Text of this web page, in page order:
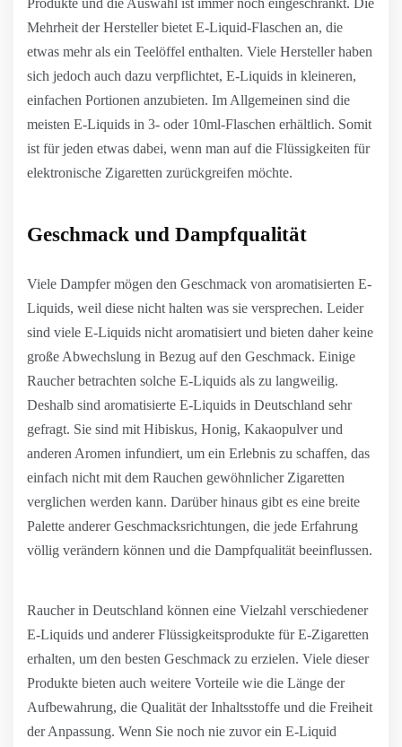
Produkte und die Auswahl ist immer noch eingeschränkt. Die
Mehrheit der Hersteller bietet E-Liquid-Flaschen an, die
etwas mehr als ein Teelöffel enthalten. Viele Hersteller haben
sich jedoch auch dazu verpflichtet, E-Liquids in kleineren,
einfachen Portionen anzubieten. Im Allgemeinen sind die
meisten E-Liquids in 3- oder 10ml-Flaschen erhältlich. Somit
ist für jeden etwas dabei, wenn man auf die Flüssigkeiten für
elektronische Zigaretten zurückgreifen möchte.
Geschmack und Dampfqualität
Viele Dampfer mögen den Geschmack von aromatisierten E-
Liquids, weil diese nicht halten was sie versprechen. Leider
sind viele E-Liquids nicht aromatisiert und bieten daher keine
große Abwechslung in Bezug auf den Geschmack. Einige
Raucher betrachten solche E-Liquids als zu langweilig.
Deshalb sind aromatisierte E-Liquids in Deutschland sehr
gefragt. Sie sind mit Hibiskus, Honig, Kakaopulver und
anderen Aromen infundiert, um ein Erlebnis zu schaffen, das
einfach nicht mit dem Rauchen gewöhnlicher Zigaretten
verglichen werden kann. Darüber hinaus gibt es eine breite
Palette anderer Geschmacksrichtungen, die jede Erfahrung
völlig verändern können und die Dampfqualität beeinflussen.
Raucher in Deutschland können eine Vielzahl verschiedener
E-Liquids und anderer Flüssigkeitsprodukte für E-Zigaretten
erhalten, um den besten Geschmack zu erzielen. Viele dieser
Produkte bieten auch weitere Vorteile wie die Länge der
Aufbewahrung, die Qualität der Inhaltsstoffe und die Freiheit
der Anpassung. Wenn Sie noch nie zuvor ein E-Liquid